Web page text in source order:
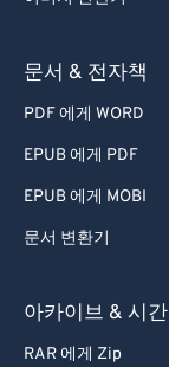
문서 & 전자책
PDF 에게 WORD
EPUB 에게 PDF
EPUB 에게 MOBI
문서 변환기
아카이브 & 시간
RAR 에게 Zip